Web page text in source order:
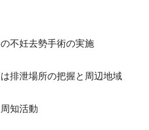
不妊去勢手術の実施
排泄場所の把握と周辺地域
知活動